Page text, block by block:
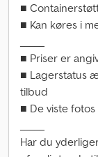
■
■ Kan køres i
■ Priser er
■ Lagerstatus
tilbud
■ De viste
Har du